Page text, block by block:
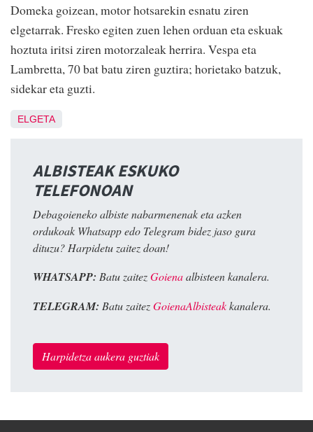
Domeka goizean, motor hotsarekin esnatu ziren
elgetarrak. Fresko egiten zuen lehen orduan eta eskuak
hoztuta iritsi ziren motorzaleak herrira. Vespa eta
Lambretta, 70 bat batu ziren guztira; horietako batzuk,
sidekar eta guzti.
ELGETA
ALBISTEAK ESKUKO
TELEFONOAN
Debagoieneko albiste nabarmenenak eta azken
ordukoak Whatsapp edo Telegram bidez jaso gura
dituzu? Harpidetu zaitez doan!
WHATSAPP: Batu zaitezGoienaalbisteen kanalera.
TELEGRAM: Batu zaitezGoienaAlbisteakkanalera.
Harpidetza aukera guztiak